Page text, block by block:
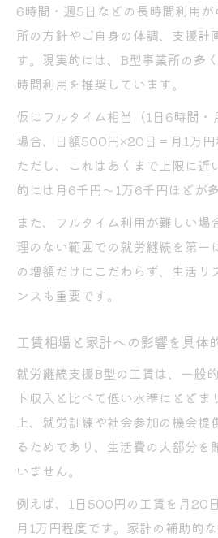
6時間・週5日などの長時間利用
所の方針やご自身の体調、支援計
す。現実的には、B型事業所の多
時間利用を推奨しています。
仮にフルタイム相当（1日6時間
場合、日額500円×20日＝月1万円
ただし、これはあくまで上限に近
的には月6千円～1万6千円ほどが多
また、フルタイム利用が難しい場
理のない範囲での就労継続を第一
の増額だけにこだわらず、生活リ
ンスも重要です。
工賃相場と家計への影響を具体
就労継続支援B型の工賃は、一般
ト収入と比べて低い水準にとどま
上、就労訓練や社会参加の機会提
るためであり、生活費の大部分を
いません。
例えば、1日500円の工賃を月20
月1万円程度です。家計の補助的